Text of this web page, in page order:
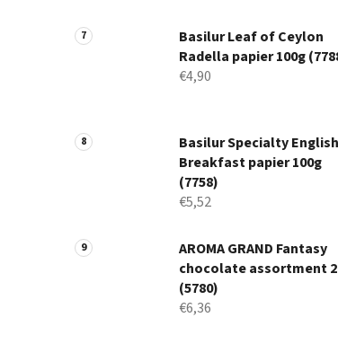
Basilur Leaf of Ceylon
Radella papier 100g
€4,90
Basilur Specialty English
Breakfast papier 100g
(7758)
€5,52
AROMA GRAND Fantasy
chocolate assortment
(5780)
€6,36